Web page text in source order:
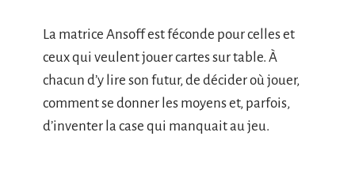
La matrice Ansoff est féconde pour celles et
ceux qui veulent jouer cartes sur table. À
chacun d’y lire son futur, de décider où jouer,
comment se donner les moyens et, parfois,
d’inventer la case qui manquait au jeu.